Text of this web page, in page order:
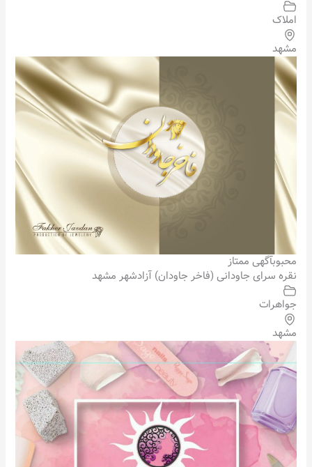
املاک
مشهد
محبوبآگهی ممتاز
نقره سرای جاودانی (فاخر جاودان) آزادشهر مشهد
جواهرات
مشهد